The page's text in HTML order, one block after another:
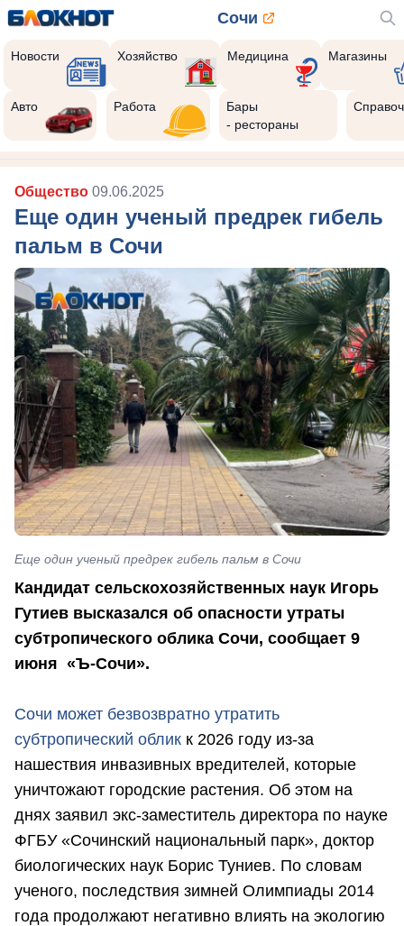
Сочи
Новости Хозяйство Медицина Магазины
Авто Работа
Бары
- рестораны
Общество 09.06.2025
Еще один ученый предрек гибель
пальм в Сочи
Еще один ученый предрек гибель пальм в Сочи
Кандидат сельскохозяйственных наук Игорь
Гутиев высказался об опасности утраты
субтропического облика Сочи, сообщает 9
июня «Ъ-Сочи».
Сочи может безвозвратно утратить
субтропический облик к 2026 году из-за
нашествия инвазивных вредителей, которые
уничтожают городские растения. Об этом на
днях заявил экс-заместитель директора по науке
ФГБУ «Сочинский национальный парк», доктор
биологических наук Борис Туниев. По словам
ученого, последствия зимней Олимпиады 2014
года продолжают негативно влиять на экологию